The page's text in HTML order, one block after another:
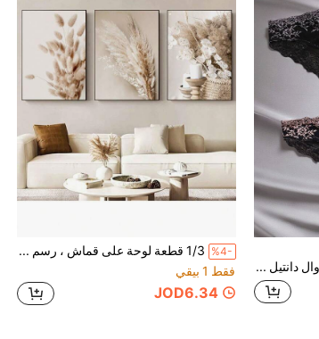
EmpressEnvy ثلاثة سروال دانتيل نسائي بنمط الأزهار
%4-
1/3 قطعة لوحة على قماش ، رسم حديث يصور إلابي لحد الكلب وحشائش المستنقعات والأوراق الجافة والزهور، ملصقات ديكور المنزل وغرفة المعيشة والنوم والمكتب والمدرسة والخلفية لغرفة النوم، لوحة فنية، هدايا مرحة بدون إطار/مع إطار
فقط 1 بيقي
JOD6.34